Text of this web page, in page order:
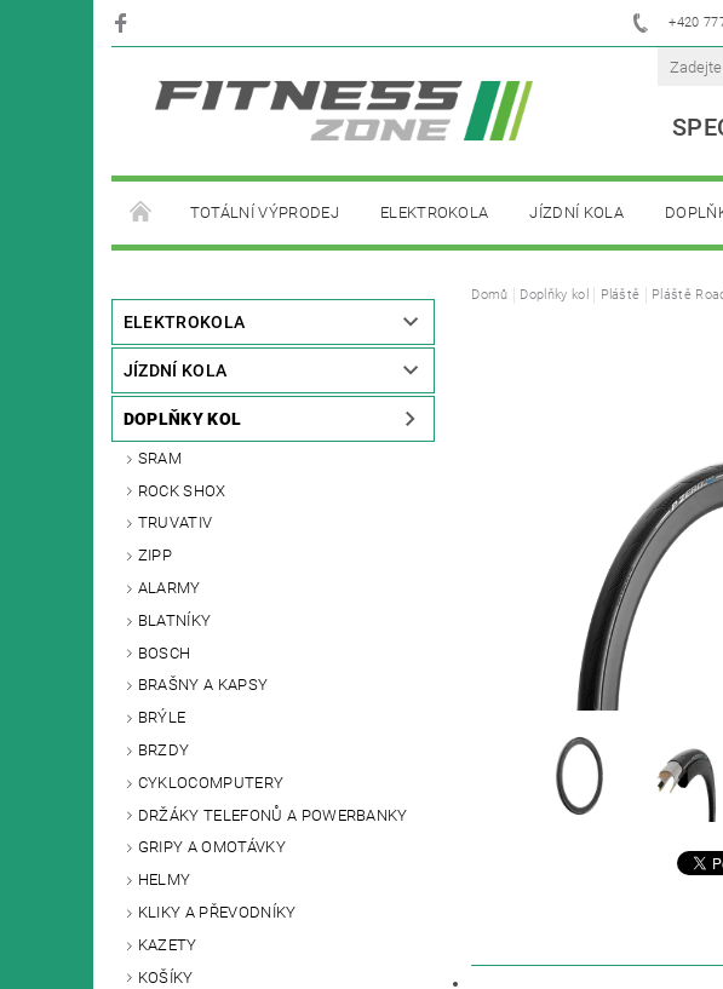
+420
TOTÁLNÍ VÝPRODEJ ELEKTROKOLA JÍZDNÍ KOLA
ELEKTROKOLA
JÍZDNÍ KOLA
DOPLŇKY KOL
SRAM
ROCK SHOX
TRUVATIV
ZIPP
ALARMY
BLATNÍKY
BOSCH
BRAŠNY A KAPSY
BRÝLE
BRZDY
CYKLOCOMPUTERY
DRŽÁKY TELEFONŮ A POWERBANKY
GRIPY A OMOTÁVKY
HELMY
KLIKY A PŘEVODNÍKY
KAZETY
KOŠÍKY
Domů Doplňky kol Pláště Pláště